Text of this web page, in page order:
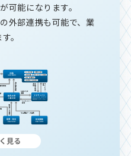
可能になります。
外部連携も可能で、業
。